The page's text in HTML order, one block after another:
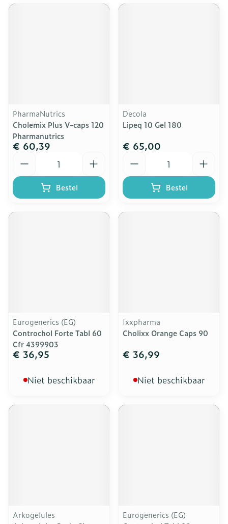
PharmaNutrics
Cholemix Plus V-caps 120
Pharmanutrics
€ 60,39
Bestel
Decola
Lipeq 10 Gel 180
€ 65,00
Bestel
Eurogenerics (EG)
Controchol Forte Tabl 60
Cfr 4399903
€ 36,95
Niet beschikbaar
Ixxpharma
Cholixx Orange Caps 90
€ 36,99
Niet beschikbaar
Arkogelules
Eurogenerics (EG)